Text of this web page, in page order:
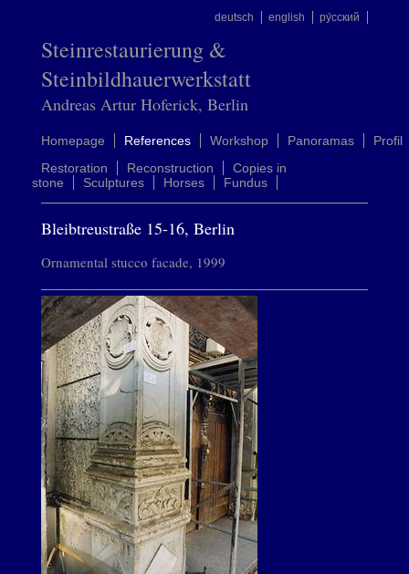
deutsch english ру́сский
Steinrestaurierung &
Steinbildhauerwerkstatt
Andreas Artur Hoferick, Berlin
Homepage References Workshop Panoramas
Profil
Restoration
Reconstruction
Copies in
stone
Sculptures Horses Fundus
Bleibtreustraße 15-16, Berlin
Ornamental stucco facade, 1999